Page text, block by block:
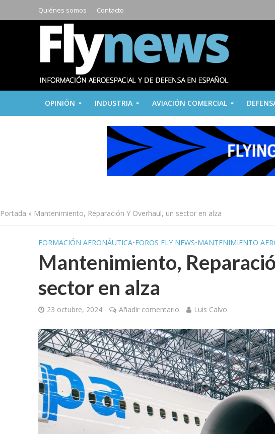
Quiénes somos Contacto
OPINIÓN INDUSTRIA AVIACIÓN COMERCIAL
Portada » Mantenimiento, Reparación Y Overhaul, un sector en alza
FORMACIÓN AERONÁUTICA•FOROS FLY NEWS•MANTENIMIENTO
Mantenimiento,
sector en alza
23 octubre, 2024 Añadir comentario Luis Calvo